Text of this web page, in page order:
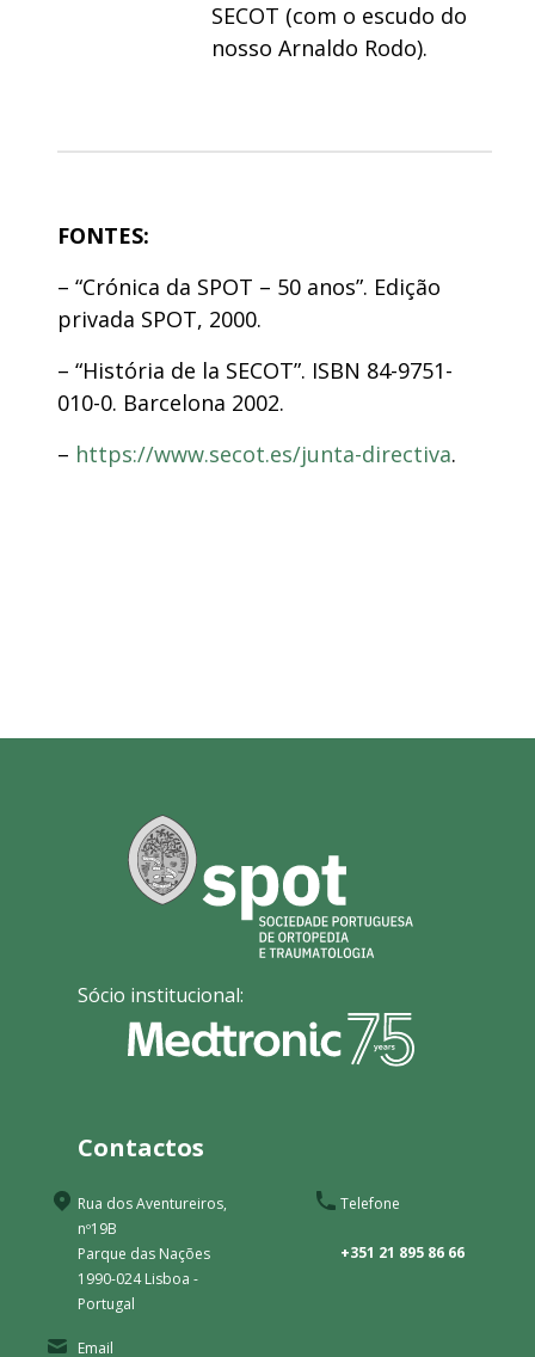
SECOT (com o escudo do
nosso Arnaldo Rodo).
FONTES:
– “Crónica da SPOT – 50 anos”. Edição
privada SPOT, 2000.
– “História de la SECOT”. ISBN 84-9751-
010-0. Barcelona 2002.
– https://www.secot.es/junta-directiva.
Sócio institucional:
Contactos
Rua dos Aventureiros,
nº19B
Parque das Nações
1990-024 Lisboa -
Portugal
Telefone
+351 21 895 86 66
Email